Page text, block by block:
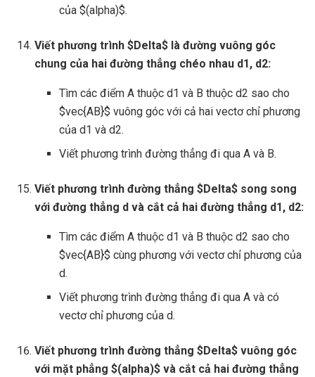
của $(alpha)$.
Viết phương trình $Delta$ là đường vuông góc
chung của hai đường thẳng chéo nhau d1, d2:
Tìm các điểm A thuộc d1 và B thuộc d2 sao cho
$vec{AB}$ vuông góc với cả hai vectơ chỉ phương
của d1 và d2.
Viết phương trình đường thẳng đi qua A và B.
Viết phương trình đường thẳng $Delta$ song song
với đường thẳng d và cắt cả hai đường thẳng d1, d2:
Tìm các điểm A thuộc d1 và B thuộc d2 sao cho
$vec{AB}$ cùng phương với vectơ chỉ phương của
d.
Viết phương trình đường thẳng đi qua A và có
vectơ chỉ phương của d.
Viết phương trình đường thẳng $Delta$ vuông góc
với mặt phẳng $(alpha)$ và cắt cả hai đường thẳng